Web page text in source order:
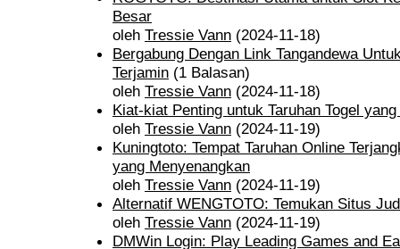
Besar
oleh Tressie Vann (2024-11-18)
Bergabung Dengan Link Tangandewa
Terjamin (1 Balasan)
oleh Tressie Vann (2024-11-18)
Kiat-kiat Penting untuk Taruhan Togel
oleh Tressie Vann (2024-11-19)
Kuningtoto: Tempat Taruhan Online
yang Menyenangkan
oleh Tressie Vann (2024-11-19)
Alternatif WENGTOTO: Temukan Situs
oleh Tressie Vann (2024-11-19)
DMWin Login: Play Leading Games and